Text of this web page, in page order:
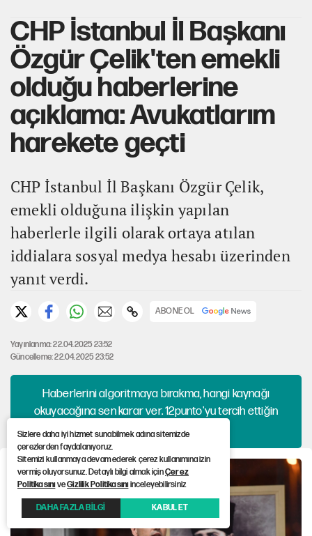
CHP İstanbul İl Başkanı
Özgür Çelik'ten emekli
olduğu haberlerine
açıklama: Avukatlarım
harekete geçti
CHP İstanbul İl Başkanı Özgür Çelik,
emekli olduğuna ilişkin yapılan
haberlerle ilgili olarak ortaya atılan
iddialara sosyal medya hesabı üzerinden
yanıt verdi.
ABONE OL
Yayınlanma: 22.04.2025 23:52
Güncelleme: 22.04.2025 23:52
Haberlerini algoritmaya bırakma, hangi kaynağı
okuyacağına sen karar ver. 12punto'yu tercih ettiğin
kaynaklar arasına ekle!
Sizlere daha iyi hizmet sunabilmek adına sitemizde
çerezlerden faydalanıyoruz.
Sitemizi kullanmaya devam ederek çerez kullanımına izin
vermiş oluyorsunuz. Detaylı bilgi almak içinÇerez
PolitikasınıveGizlilik Politikasınıinceleyebilirsiniz
DAHA FAZLA BİLGİ KABUL ET